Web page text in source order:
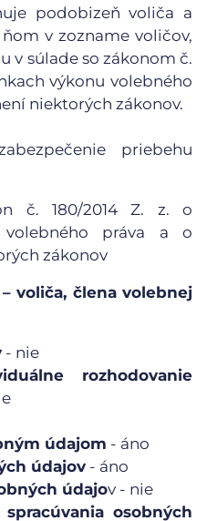
podobizeň voliča a
v zozname voličov,
v súlade so zákonom č.
výkonu volebného
niektorých zákonov.
priebehu
č. 180/2014 Z. z. o
volebného práva a o
zákonov
voliča, člena volebnej
- nie
rozhodovanie
údajom - áno
údajov - áno
údajov - nie
osobných